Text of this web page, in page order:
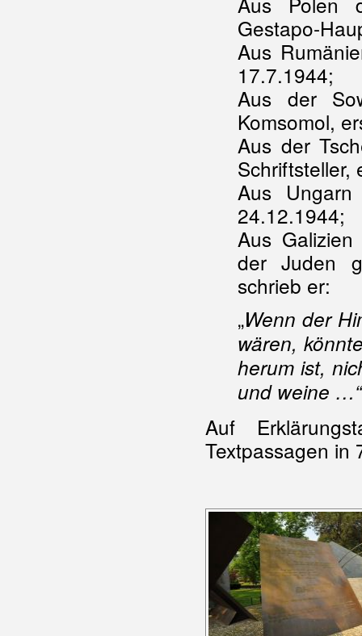
Gestapo-
Aus
17.7.1944;
Aus der
Komsomol,
Aus der
Schriftsteller,
Aus Ungarn
24.12.1944;
Aus
der Juden
schrieb er:
„Wenn der
wären,
herum ist,
und weine …“
Auf
Textpassagen in